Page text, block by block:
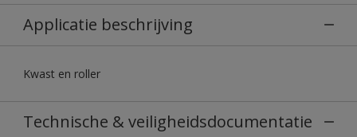
Applicatie beschrijving
Kwast en roller
Technische & veiligheidsdocumentatie